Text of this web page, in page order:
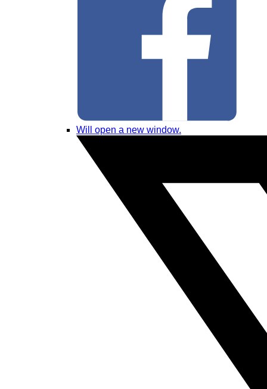
Will open a new window.